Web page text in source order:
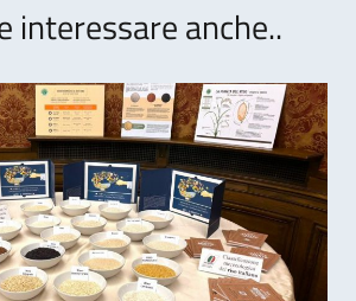
interessare anche..